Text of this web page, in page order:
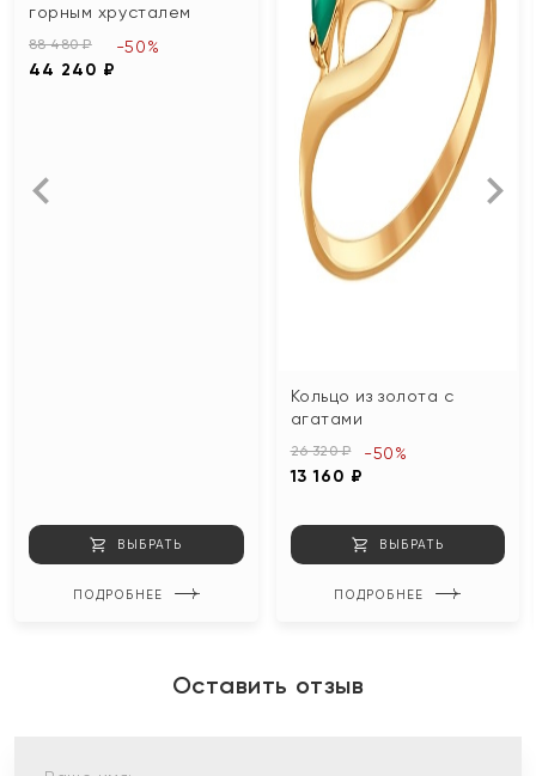
горным хрусталем
88 480 ₽
44 240 ₽
-50%
ВЫБРАТЬ
ПОДРОБНЕЕ
Кольцо из золота с
агатами
26 320 ₽
13 160 ₽
-50%
ВЫБРАТЬ
ПОДРОБНЕЕ
Оставить отзыв